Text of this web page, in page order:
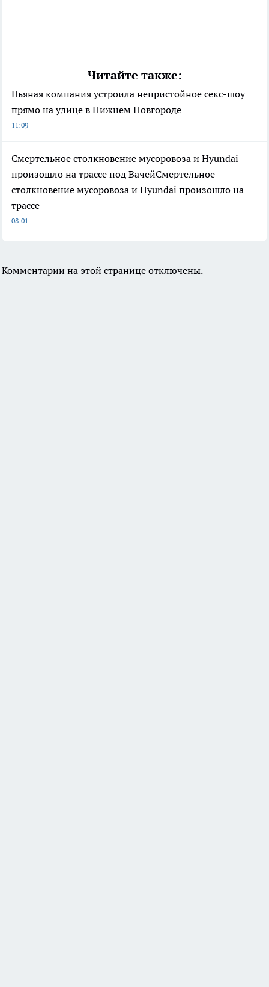
Читайте также:
Пьяная компания устроила непристойное секс-шоу
прямо на улице в Нижнем Новгороде
11:09
Смертельное столкновение мусоровоза и Hyundai
произошло на трассе под ВачейСмертельное
столкновение мусоровоза и Hyundai произошло на
трассе
08:01
Комментарии на этой странице отключены.